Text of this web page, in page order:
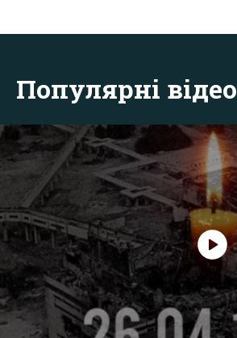
Популярні відео